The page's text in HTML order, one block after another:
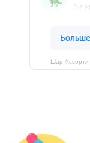
Шар Ассорти